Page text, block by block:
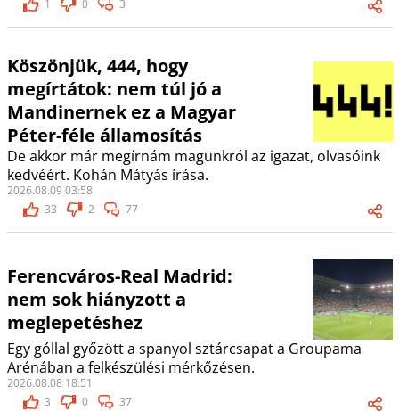
1
0 3
Köszönjük, 444, hogy
megírtátok: nem túl jó a
Mandinernek ez a Magyar
Péter-féle államosítás
De akkor már megírnám magunkról az igazat, olvasóink
kedvéért. Kohán Mátyás írása.
2026.08.09 03:58
33
2 77
Ferencváros-Real Madrid:
nem sok hiányzott a
meglepetéshez
Egy góllal győzött a spanyol sztárcsapat a Groupama
Arénában a felkészülési mérkőzésen.
2026.08.08 18:51
3
0 37